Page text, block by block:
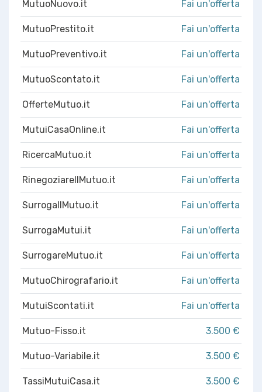
MutuoNuovo.it Fai un'offerta
MutuoPrestito.it Fai un'offerta
MutuoPreventivo.it Fai un'offerta
MutuoScontato.it Fai un'offerta
OfferteMutuo.it Fai un'offerta
MutuiCasaOnline.it Fai un'offerta
RicercaMutuo.it Fai un'offerta
RinegoziareIlMutuo.it Fai un'offerta
SurrogaIlMutuo.it Fai un'offerta
SurrogaMutui.it Fai un'offerta
SurrogareMutuo.it Fai un'offerta
MutuoChirografario.it Fai un'offerta
MutuiScontati.it Fai un'offerta
Mutuo-Fisso.it 3.500 €
Mutuo-Variabile.it 3.500 €
TassiMutuiCasa.it 3.500 €